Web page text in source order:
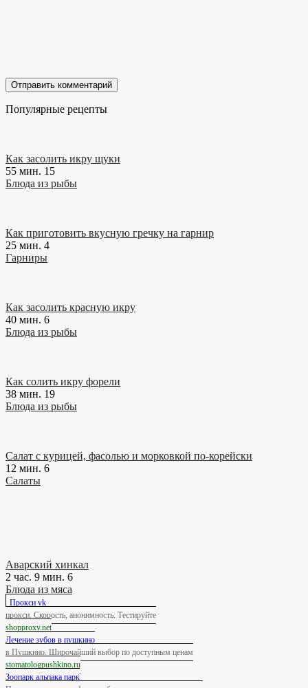
Популярные рецепты
Как засолить икру щуки
55 мин. 15
Блюда из рыбы
Как приготовить вкусную гречку на гарнир
25 мин. 4
Гарниры
Как засолить красную икру
40 мин. 6
Блюда из рыбы
Как солить икру форели
38 мин. 19
Блюда из рыбы
Салат с курицей, фасолью и морковкой по-корейски
12 мин. 6
Салаты
Аварский хинкал
2 час. 9 мин. 6
Блюда из мяса
Прокси vk
прокси. Скорость, анонимность. Тестируйте
shopproxy.net
Лечение зубов в пушкино
в Пушкино. Широчайший выбор по доступным ценам
stomatologpushkino.ru
Зоопарк альпака парк